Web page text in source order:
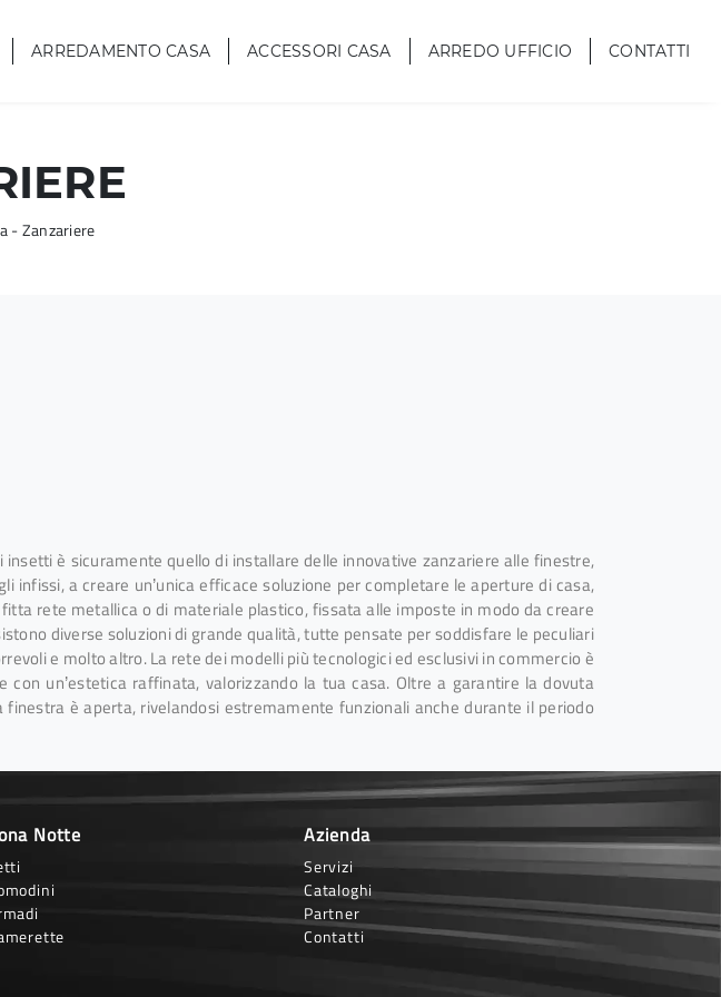
ARREDAMENTO CASA ACCESSORI CASA ARREDO UFFICIO CONTATTI
-Zanzariere
è sicuramente quello di installare delle innovative zanzariere alle finestre,
a creare un’unica efficace soluzione per completare le aperture di casa,
rete metallica o di materiale plastico, fissata alle imposte in modo da creare
diverse soluzioni di grande qualità, tutte pensate per soddisfare le peculiari
e molto altro. La rete dei modelli più tecnologici ed esclusivi in commercio è
un’estetica raffinata, valorizzando la tua casa. Oltre a garantire la dovuta
è aperta, rivelandosi estremamente funzionali anche durante il periodo
Notte Azienda
Servizi
Cataloghi
Partner
Contatti